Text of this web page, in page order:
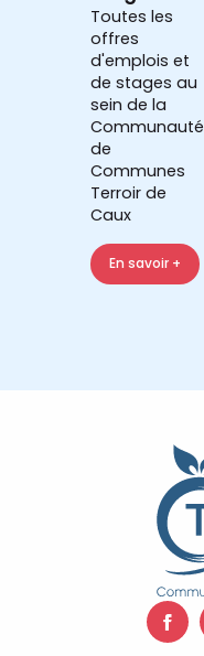
Toutes les
offres
d'emplois et
de stages au
sein de la
Communauté
de
Communes
Terroir de
Caux
En savoir +